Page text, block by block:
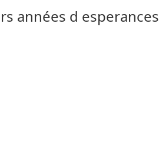
années d esperances